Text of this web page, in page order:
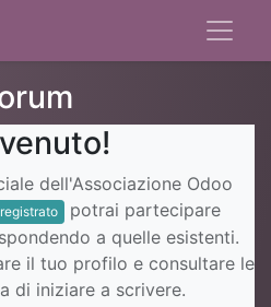
dell'Associazione Odoo
registrato
potrai partecipare
a quelle esistenti.
il tuo profilo e consultare le
di iniziare a scrivere.